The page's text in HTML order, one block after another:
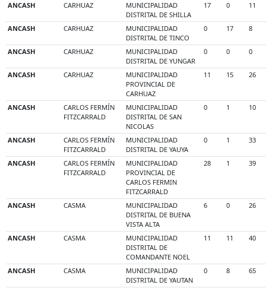
ANCASH CARHUAZ
MUNICIPALIDAD
DISTRITAL DE SHILLA
17 0 11
ANCASH CARHUAZ
MUNICIPALIDAD
DISTRITAL DE TINCO
0 17 8
ANCASH CARHUAZ
MUNICIPALIDAD
DISTRITAL DE YUNGAR
0 0 0
ANCASH CARHUAZ
MUNICIPALIDAD
PROVINCIAL DE
CARHUAZ
11 15 26
ANCASH
CARLOS FERMÍN
FITZCARRALD
MUNICIPALIDAD
DISTRITAL DE SAN
NICOLAS
0 1 10
ANCASH
CARLOS FERMÍN
FITZCARRALD
MUNICIPALIDAD
DISTRITAL DE YAUYA
0 1 33
ANCASH
CARLOS FERMÍN
FITZCARRALD
MUNICIPALIDAD
PROVINCIAL DE
CARLOS FERMIN
FITZCARRALD
28 1 39
ANCASH CASMA
MUNICIPALIDAD
DISTRITAL DE BUENA
VISTA ALTA
6 0 26
ANCASH CASMA
MUNICIPALIDAD
DISTRITAL DE
COMANDANTE NOEL
11 11 40
ANCASH CASMA
MUNICIPALIDAD
DISTRITAL DE YAUTAN
0 8 65